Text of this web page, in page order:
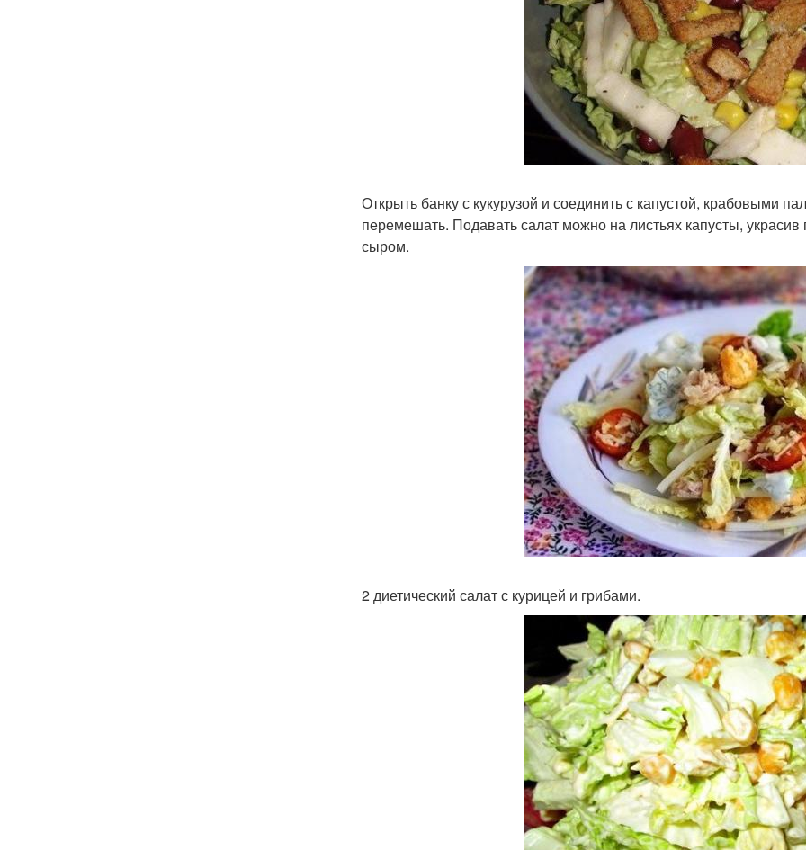
Открыть банку с кукурузой и соединить с капустой, крабовыми
перемешать. Подавать салат можно на листьях капусты,
сыром.
2 диетический салат с курицей и грибами.